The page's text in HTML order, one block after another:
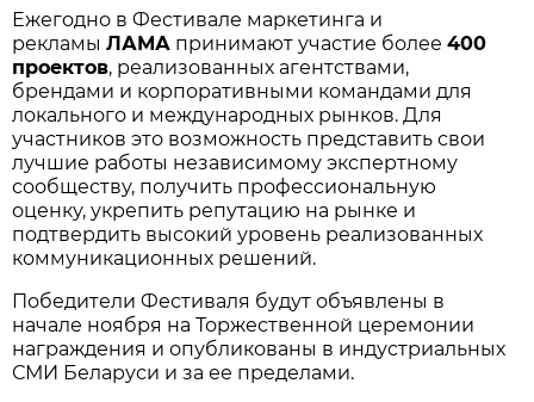
Ежегодно в Фестивале маркетинга и
рекламыЛАМА принимают участие более400
проектов, реализованных агентствами,
брендами и корпоративными командами для
локального и международных рынков. Для
участников это возможность представить свои
лучшие работы независимому экспертному
сообществу, получить профессиональную
оценку, укрепить репутацию на рынке и
подтвердить высокий уровень реализованных
коммуникационных решений.
Победители Фестиваля будут объявлены в
начале ноября на Торжественной церемонии
награждения и опубликованы в индустриальных
СМИ Беларуси и за ее пределами.